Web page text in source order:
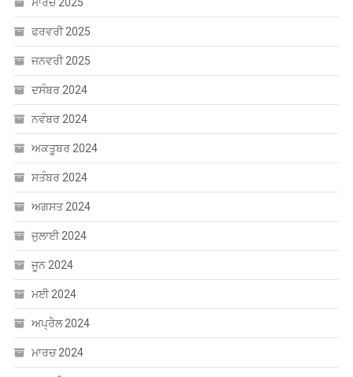
ਫਰਵਰੀ 2025
ਜਨਵਰੀ 2025
ਦਸੰਬਰ 2024
ਨਵੰਬਰ 2024
ਅਕਤੂਬਰ 2024
ਸਤੰਬਰ 2024
ਅਗਸਤ 2024
ਜੁਲਾਈ 2024
ਜੂਨ 2024
ਮਈ 2024
ਅਪ੍ਰੈਲ 2024
ਮਾਰਚ 2024
ਫਰਵਰੀ 2024